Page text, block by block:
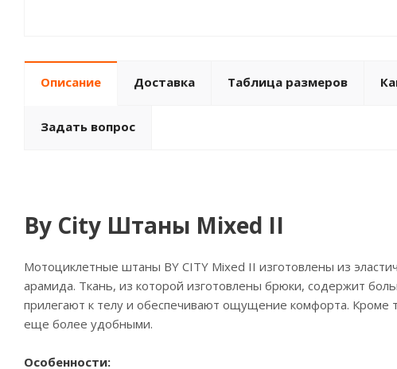
Описание Доставка Таблица размеров
Задать вопрос
By City Штаны Mixed II
Мотоциклетные штаны BY CITY Mixed II изготовлены из
арамида. Ткань, из которой изготовлены брюки, содержит
прилегают к телу и обеспечивают ощущение комфорта.
еще более удобными.
Особенности: